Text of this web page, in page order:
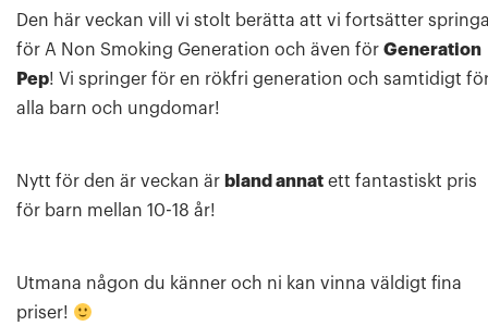
Den här veckan vill vi stolt berätta att vi fortsätter
för A Non Smoking Generation och även för Generation
Pep! Vi springer för en rökfri generation och samtidigt
alla barn och ungdomar!
Nytt för den är veckan är bland annat ett fantastiskt pris
för barn mellan 10-18 år!
Utmana någon du känner och ni kan vinna väldigt fina
priser!